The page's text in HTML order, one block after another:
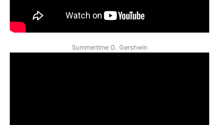
Summertime G. Gershwin